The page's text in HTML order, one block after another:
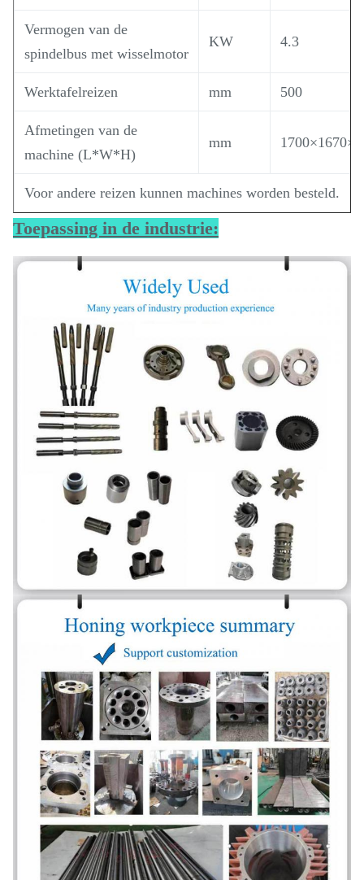
Vermogen van de
spindelbus met wisselmotor
KW 4.3
Werktafelreizen mm 500
Afmetingen van de
machine (L*W*H)
mm
Voor andere reizen kunnen machines worden besteld.
Toepassing in de industrie: